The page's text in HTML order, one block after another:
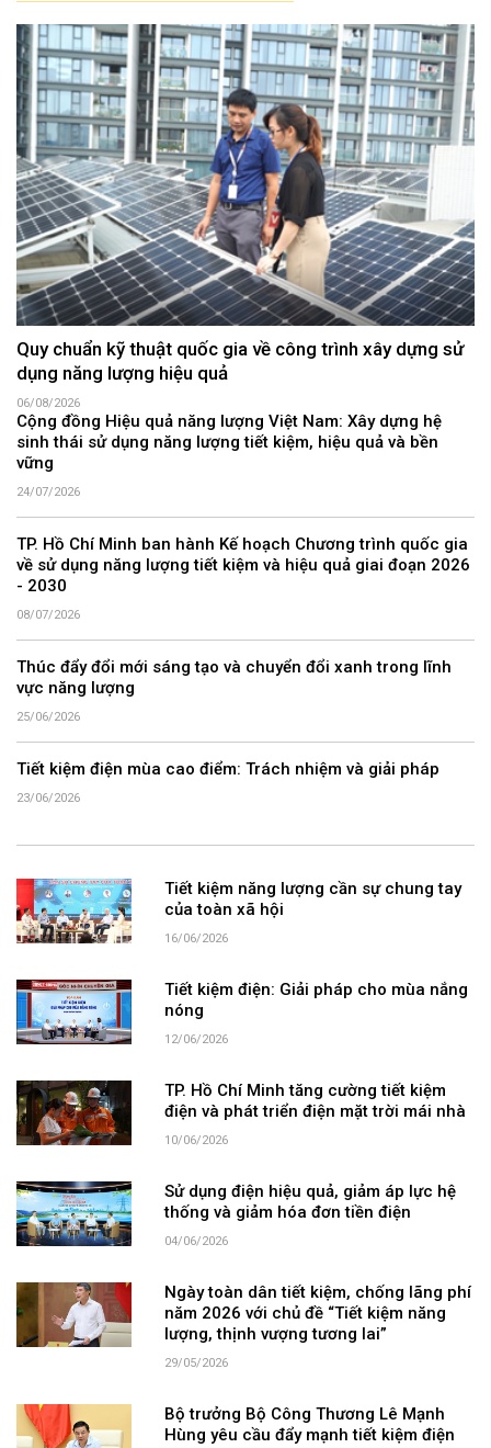
Quy chuẩn kỹ thuật quốc gia về công trình xây dựng sử
dụng năng lượng hiệu quả
06/08/2026
Cộng đồng Hiệu quả năng lượng Việt Nam: Xây dựng hệ
sinh thái sử dụng năng lượng tiết kiệm, hiệu quả và bền
vững
24/07/2026
TP. Hồ Chí Minh ban hành Kế hoạch Chương trình quốc gia
về sử dụng năng lượng tiết kiệm và hiệu quả giai đoạn 2026
- 2030
08/07/2026
Thúc đẩy đổi mới sáng tạo và chuyển đổi xanh trong lĩnh
vực năng lượng
25/06/2026
Tiết kiệm điện mùa cao điểm: Trách nhiệm và giải pháp
23/06/2026
Tiết kiệm năng lượng cần sự chung tay
của toàn xã hội
16/06/2026
Tiết kiệm điện: Giải pháp cho mùa nắng
nóng
12/06/2026
TP. Hồ Chí Minh tăng cường tiết kiệm
điện và phát triển điện mặt trời mái nhà
10/06/2026
Sử dụng điện hiệu quả, giảm áp lực hệ
thống và giảm hóa đơn tiền điện
04/06/2026
Ngày toàn dân tiết kiệm, chống lãng phí
năm 2026 với chủ đề “Tiết kiệm năng
lượng, thịnh vượng tương lai”
29/05/2026
Bộ trưởng Bộ Công Thương Lê Mạnh
Hùng yêu cầu đẩy mạnh tiết kiệm điện